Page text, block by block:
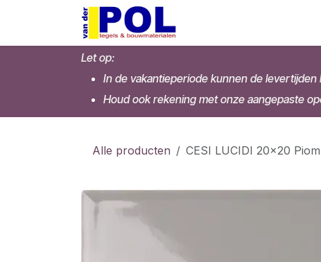
Overslaan naar inhoud
Let op:
In de vakantieperiode kunnen de
Houd ook rekening met onze aangepaste
Alle producten CESI LUCIDI 20x20